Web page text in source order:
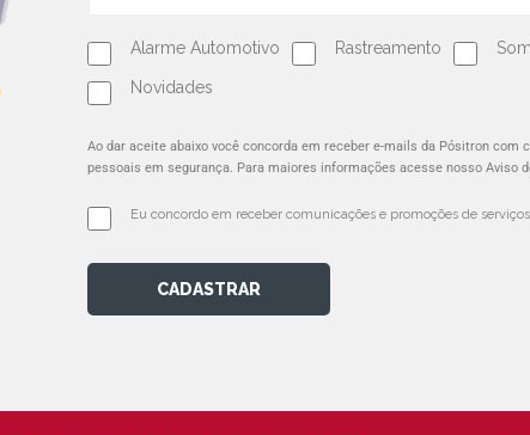
Alarme Automotivo Rastreamento Som
Novidades
Ao dar aceite abaixo você concorda em receber e-mails da Pósitron
pessoais em segurança. Para maiores informações acesse nosso Aviso
Eu concordo em receber comunicações e promoções de
CADASTRAR